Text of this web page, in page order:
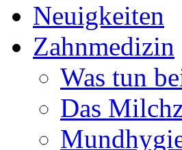
Neuigkeiten
Zahnmedizin
Was tun
Das